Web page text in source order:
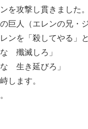
を攻撃し貫きました。
巨人（エレンの兄・
ンを「殺してやる」
殲滅しろ」
生き延びろ」
します。